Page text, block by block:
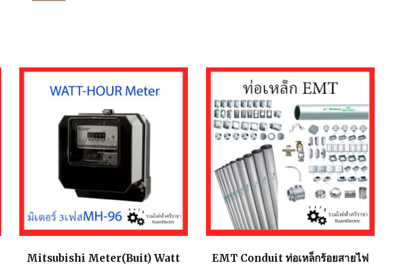
Mitsubishi Meter(Buit) Watt
EMT Conduit ท่อเหล็กร้อยสายไฟ